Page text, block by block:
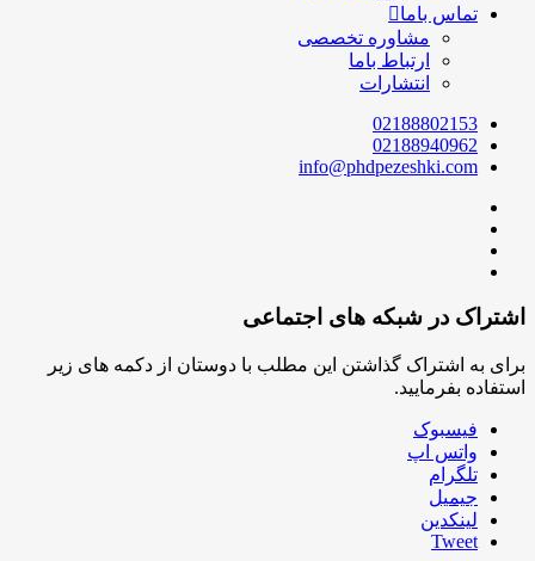
تماس باما
مشاوره تخصصی
ارتباط باما
انتشارات
02188802153
02188940962
info@phdpezeshki.com
اشتراک در شبکه های اجتماعی
برای به اشتراک گذاشتن این مطلب با دوستان از دکمه های زیر
استفاده بفرمایید.
فیسبوک
واتس اپ
تلگرام
جیمیل
لینکدین
Tweet